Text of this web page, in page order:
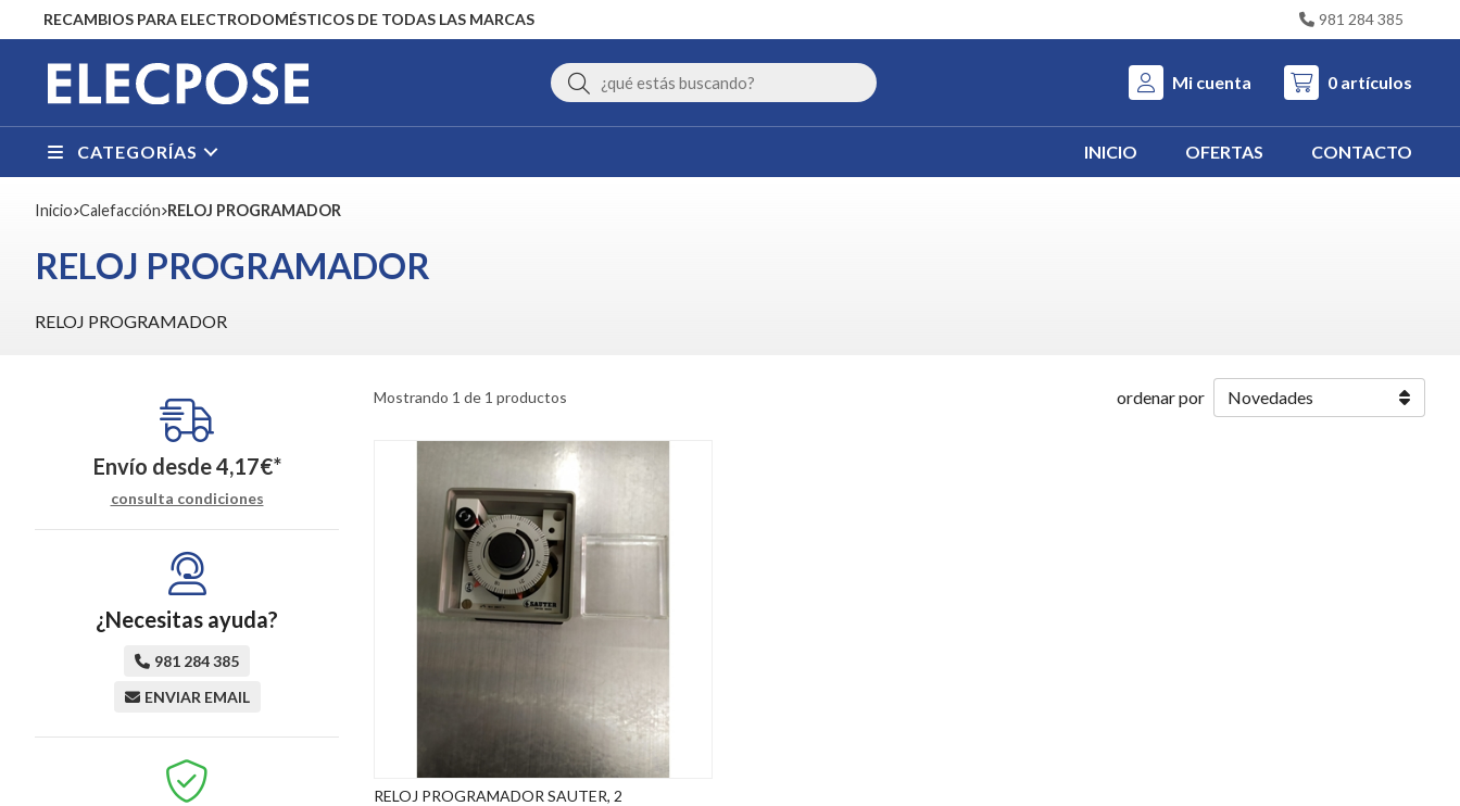
RECAMBIOS PARA ELECTRODOMÉSTICOS DE TODAS LAS MARCAS 981 284 385
Buscar Mi cuenta 0 artículos
CATEGORÍAS INICIO OFERTAS CONTACTO
Inicio calefacción RELOJ PROGRAMADOR
RELOJ PROGRAMADOR
RELOJ PROGRAMADOR
Mostrando 1 de 1 productos ordenar por
RELOJ PROGRAMADOR SAUTER, 2
Envío desde4,17€*
consulta condiciones
¿Necesitas ayuda?
981 284 385
ENVIAR EMAIL